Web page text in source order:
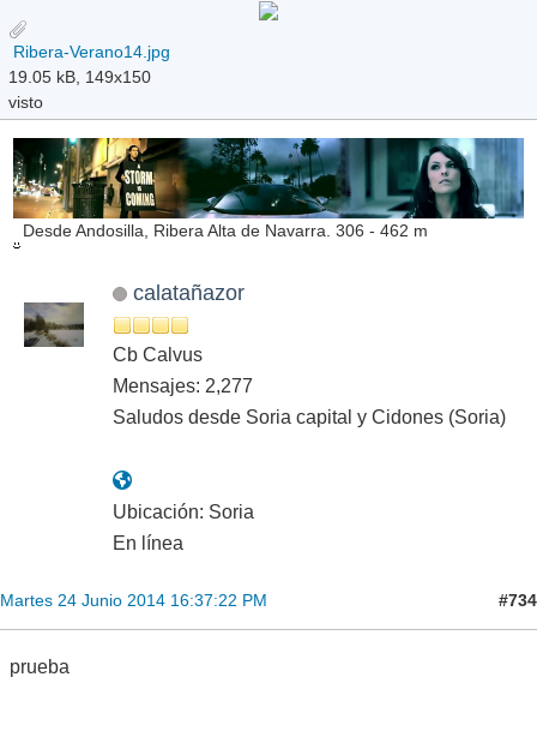
Ribera-Verano14.jpg
19.05 kB, 149x150
visto
Desde Andosilla, Ribera Alta de Navarra. 306 - 462 m
calatañazor
Cb Calvus
Mensajes: 2,277
Saludos desde Soria capital y Cidones (Soria)
Ubicación: Soria
En línea
Martes 24 Junio 2014 16:37:22 PM #734
prueba